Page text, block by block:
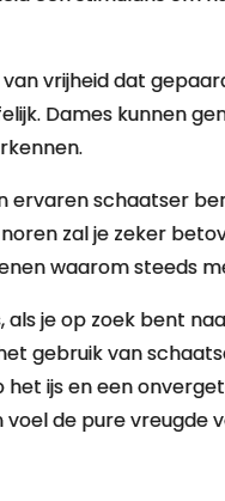
vrijheid dat
Dames kunnen
ervaren schaatser
zal je zeker
waarom steeds
als je op zoek bent
gebruik van
het ijs en een
voel de pure vreugde